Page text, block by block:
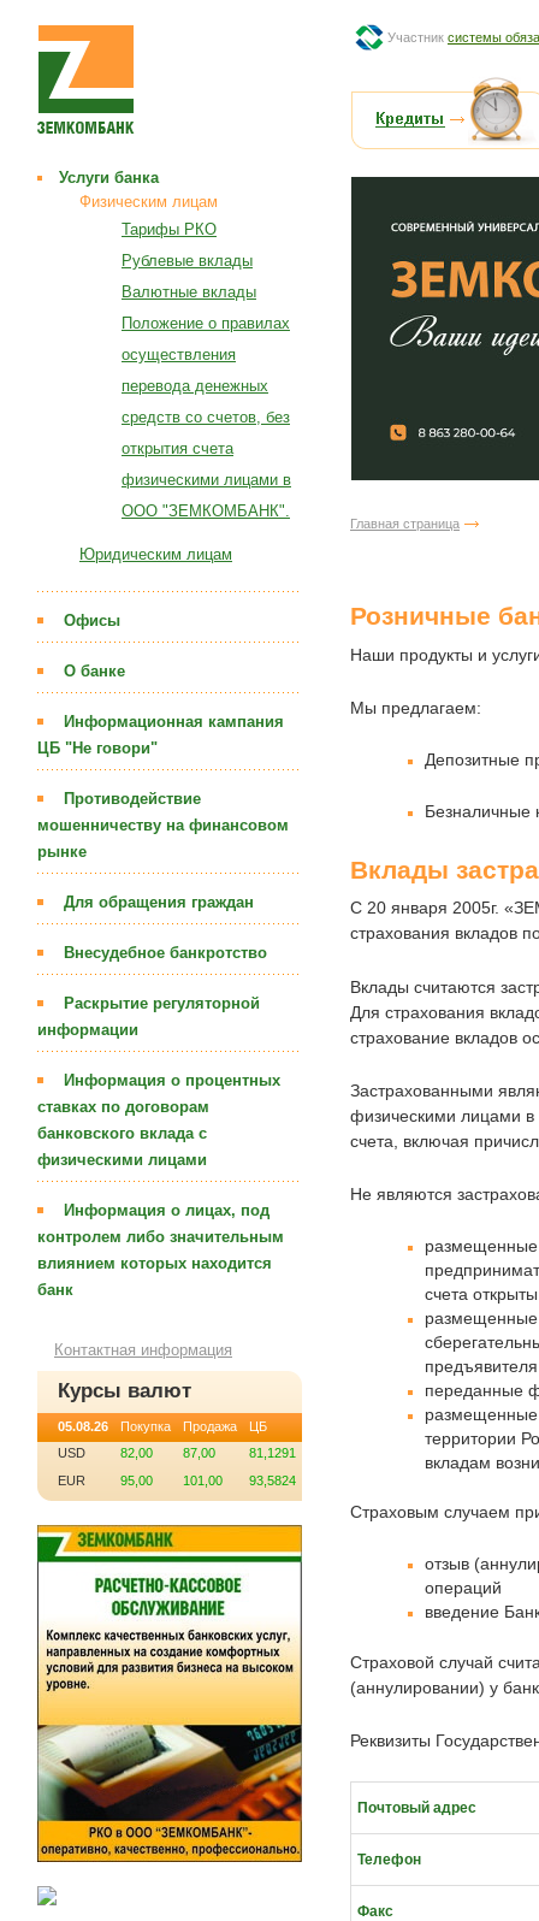
Участник системы
Услуги банка
Физическим лицам
Тарифы РКО
Рублевые вклады
Валютные вклады
Положение о правилах
осуществления
перевода денежных
средств со счетов, без
открытия счета
физическими лицами в
ООО "ЗЕМКОМБАНК".
Юридическим лицам
Офисы
О банке
Информационная кампания
ЦБ "Не говори"
Противодействие
мошенничеству на финансовом
рынке
Для обращения граждан
Внесудебное банкротство
Раскрытие регуляторной
информации
Информация о процентных
ставках по договорам
банковского вклада с
физическими лицами
Информация о лицах, под
контролем либо значительным
влиянием которых находится
банк
Контактная информация
Курсы валют
05.08.26 Покупка Продажа
ЦБ
USD
82,00 87,00
81,1291
EUR
95,00 101,00 93,5824
Главная страница
Розничные
Наши продукты и
Мы предлагаем:
Депозитные
Безналичные
Вклады
С 20 января 2005г.
страхования вкладов
Вклады считаются
Для страхования
страхование вкладов
Застрахованными
физическими лицами в
счета, включая
Не являются
размещенные
счета
размещенные
предъявителя
переданные
размещенные
территории
вкладам
Страховым случаем
отзыв
операций
введение
Страховой случай
(аннулировании) у
Реквизиты
Почтовый адрес
Телефон
Факс